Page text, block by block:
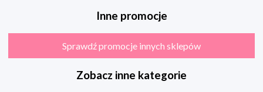
Inne promocje
Sprawdź promocje innych sklepów
Zobacz inne kategorie